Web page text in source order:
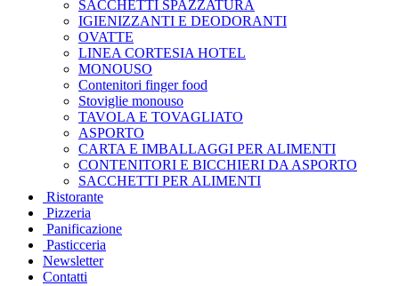
SACCHETTI SPAZZATURA
IGIENIZZANTI E DEODORANTI
OVATTE
LINEA CORTESIA HOTEL
MONOUSO
Contenitori finger food
Stoviglie monouso
TAVOLA E TOVAGLIATO
ASPORTO
CARTA E IMBALLAGGI PER ALIMENTI
CONTENITORI E BICCHIERI DA ASPORTO
SACCHETTI PER ALIMENTI
Ristorante
Pizzeria
Panificazione
Pasticceria
Newsletter
Contatti